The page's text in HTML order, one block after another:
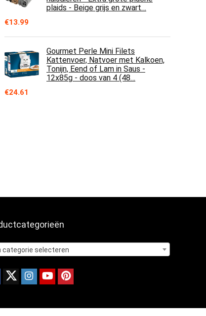
plaids - Beige grijs en zwart…
€13.99
Gourmet Perle Mini Filets
Kattenvoer, Natvoer met Kalkoen,
Tonijn, Eend of Lam in Saus -
12x85g - doos van 4 (48…
€24.61
categorie selecteren